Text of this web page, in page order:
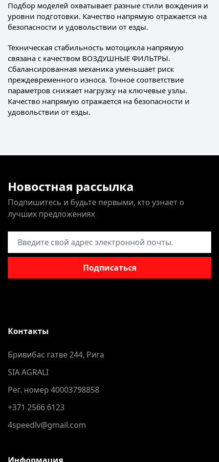
Подбор моделей охватывает разные стили вождения и
уровни подготовки. Качество напрямую отражается на
безопасности и удовольствии от езды.
Техническая стабильность мотоцикла напрямую
связана с качеством ВОЗДУШНЫЕ ФИЛЬТРЫ.
Сбалансированная механика уменьшает риск
преждевременного износа. Точное соответствие
параметров снижает нагрузку на ключевые узлы.
Качество напрямую отражается на безопасности и
удовольствии от езды.
Новостная рассылка
Подпишитесь и будьте первыми, кто узнает о
лучших предложениях
Адрес электронной почты
Подписаться
Контакты
Бривибас гатве 244, Рига
SIA AGRALI
Рег. номер 40003798858
+371 2566 6123
4speedlv@gmail.com